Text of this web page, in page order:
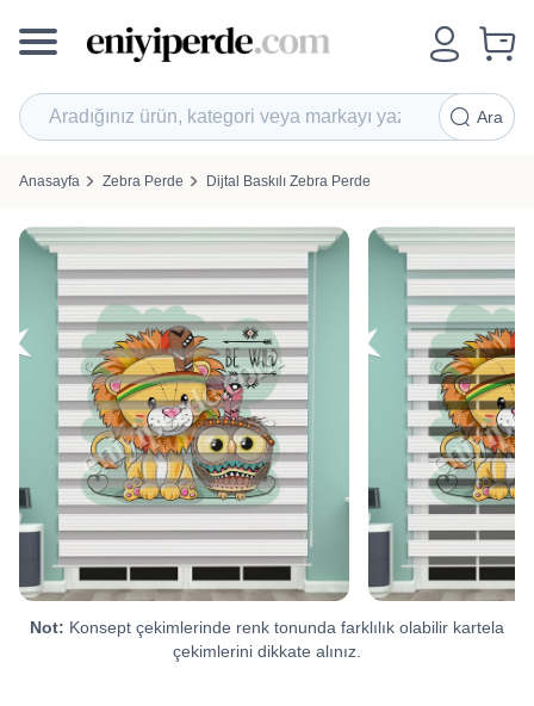
Ara
Anasayfa Zebra Perde Dijtal Baskılı Zebra Perde
Not: Konsept çekimlerinde renk tonunda farklılık olabilir kartela
çekimlerini dikkate alınız.